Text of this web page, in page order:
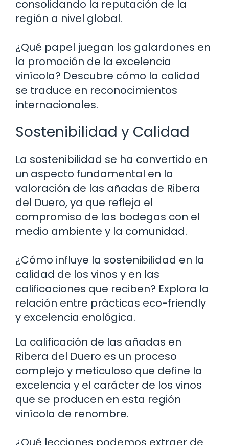
consolidando la reputación de la
región a nivel global.
¿Qué papel juegan los galardones en
la promoción de la excelencia
vinícola? Descubre cómo la calidad
se traduce en reconocimientos
internacionales.
Sostenibilidad y Calidad
La sostenibilidad se ha convertido en
un aspecto fundamental en la
valoración de las añadas de Ribera
del Duero, ya que refleja el
compromiso de las bodegas con el
medio ambiente y la comunidad.
¿Cómo influye la sostenibilidad en la
calidad de los vinos y en las
calificaciones que reciben? Explora la
relación entre prácticas eco-friendly
y excelencia enológica.
La calificación de las añadas en
Ribera del Duero es un proceso
complejo y meticuloso que define la
excelencia y el carácter de los vinos
que se producen en esta región
vinícola de renombre.